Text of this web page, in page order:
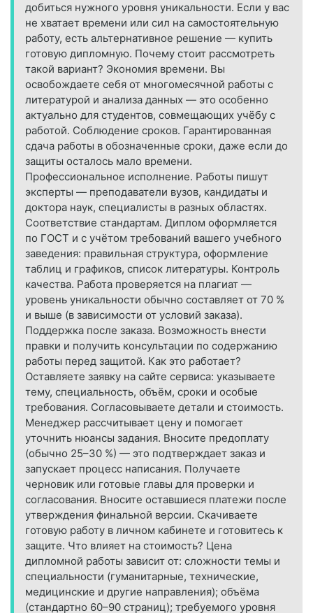
добиться нужного уровня уникальности. Если у вас
не хватает времени или сил на самостоятельную
работу, есть альтернативное решение — купить
готовую дипломную. Почему стоит рассмотреть
такой вариант? Экономия времени. Вы
освобождаете себя от многомесячной работы с
литературой и анализа данных — это особенно
актуально для студентов, совмещающих учёбу с
работой. Соблюдение сроков. Гарантированная
сдача работы в обозначенные сроки, даже если до
защиты осталось мало времени.
Профессиональное исполнение. Работы пишут
эксперты — преподаватели вузов, кандидаты и
доктора наук, специалисты в разных областях.
Соответствие стандартам. Диплом оформляется
по ГОСТ и с учётом требований вашего учебного
заведения: правильная структура, оформление
таблиц и графиков, список литературы. Контроль
качества. Работа проверяется на плагиат —
уровень уникальности обычно составляет от 70 %
и выше (в зависимости от условий заказа).
Поддержка после заказа. Возможность внести
правки и получить консультации по содержанию
работы перед защитой. Как это работает?
Оставляете заявку на сайте сервиса: указываете
тему, специальность, объём, сроки и особые
требования. Согласовываете детали и стоимость.
Менеджер рассчитывает цену и помогает
уточнить нюансы задания. Вносите предоплату
(обычно 25–30 %) — это подтверждает заказ и
запускает процесс написания. Получаете
черновик или готовые главы для проверки и
согласования. Вносите оставшиеся платежи после
утверждения финальной версии. Скачиваете
готовую работу в личном кабинете и готовитесь к
защите. Что влияет на стоимость? Цена
дипломной работы зависит от: сложности темы и
специальности (гуманитарные, технические,
медицинские и другие направления); объёма
(стандартно 60–90 страниц); требуемого уровня